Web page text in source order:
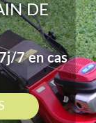
DE
7 en cas